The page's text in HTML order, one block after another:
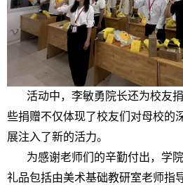
活动中，李敏勇院长还为校友
些捐赠不仅体现了校友们对母校的
展注入了新的活力。
为感谢老师们的辛勤付出，学
礼品包括由美术基础教研室老师指